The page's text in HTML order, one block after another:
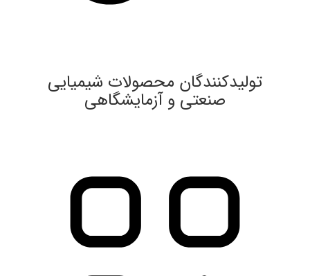
تولیدکنندگان محصولات شیمیایی
صنعتی و آزمایشگاهی